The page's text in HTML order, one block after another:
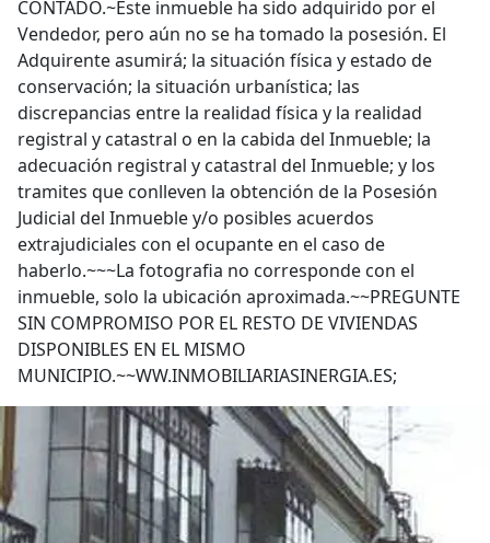
CONTADO.~Este inmueble ha sido adquirido por el
Vendedor, pero aún no se ha tomado la posesión. El
Adquirente asumirá; la situación física y estado de
conservación; la situación urbanística; las
discrepancias entre la realidad física y la realidad
registral y catastral o en la cabida del Inmueble; la
adecuación registral y catastral del Inmueble; y los
tramites que conlleven la obtención de la Posesión
Judicial del Inmueble y/o posibles acuerdos
extrajudiciales con el ocupante en el caso de
haberlo.~~~La fotografia no corresponde con el
inmueble, solo la ubicación aproximada.~~PREGUNTE
SIN COMPROMISO POR EL RESTO DE VIVIENDAS
DISPONIBLES EN EL MISMO
MUNICIPIO.~~WW.INMOBILIARIASINERGIA.ES;